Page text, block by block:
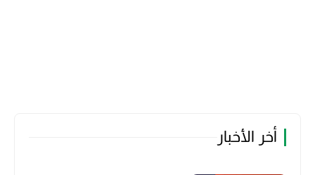
أخر الأخبار